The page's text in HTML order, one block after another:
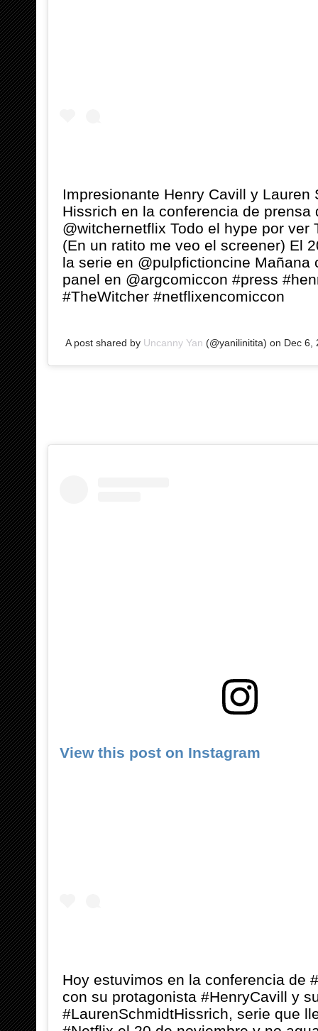
Impresionante Henry Cavill y Lauren
Hissrich en la conferencia de prensa
@witchernetflix Todo el hype por ver
(En un ratito me veo el screener) El
la serie en @pulpfictioncine Mañana
panel en @argcomiccon #press
#TheWitcher #netflixencomiccon
A post shared by Uncanny Yan (@yanilinitita) on Dec 6,
View this post on Instagram
Hoy estuvimos en la conferencia de
con su protagonista #HenryCavill y
#LaurenSchmidtHissrich, serie que